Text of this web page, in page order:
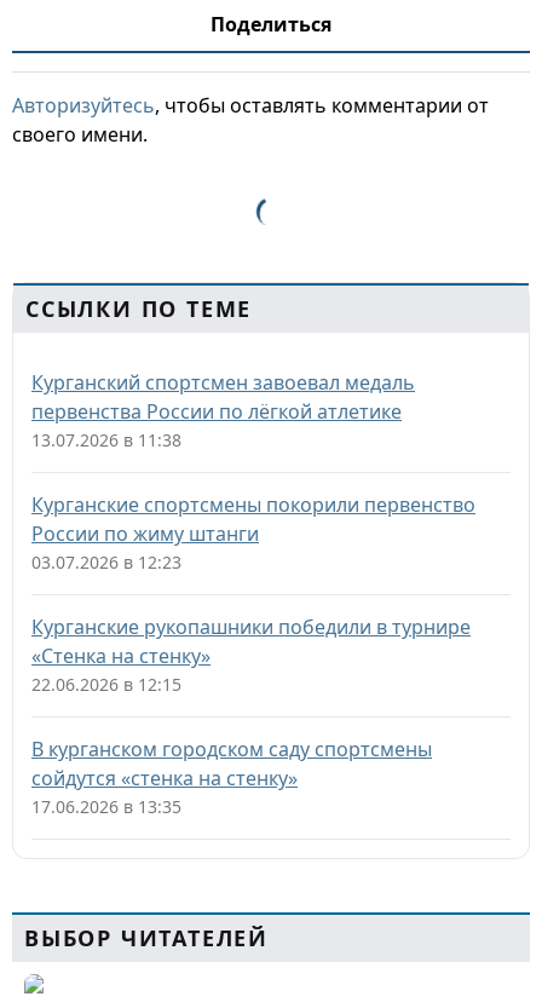
Поделиться
Авторизуйтесь, чтобы оставлять комментарии от
своего имени.
ССЫЛКИ ПО ТЕМЕ
Курганский спортсмен завоевал медаль
первенства России по лёгкой атлетике
13.07.2026 в 11:38
Курганские спортсмены покорили первенство
России по жиму штанги
03.07.2026 в 12:23
Курганские рукопашники победили в турнире
«Стенка на стенку»
22.06.2026 в 12:15
В курганском городском саду спортсмены
сойдутся «стенка на стенку»
17.06.2026 в 13:35
ВЫБОР ЧИТАТЕЛЕЙ